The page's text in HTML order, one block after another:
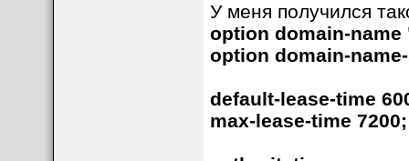
У меня получился
option domain-
option domain-
default-lease-time
max-lease-time 7200;